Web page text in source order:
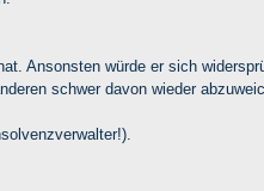
Ansonsten würde er sich
schwer davon wieder